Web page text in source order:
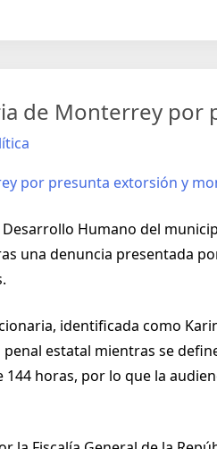
de Monterrey
Humano del
una denuncia presentada
identificada como
estatal mientras se
horas, por lo que la